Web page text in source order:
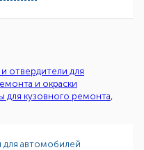
и отвердители для
и окраски
для кузовного ремонта,
для автомобилей